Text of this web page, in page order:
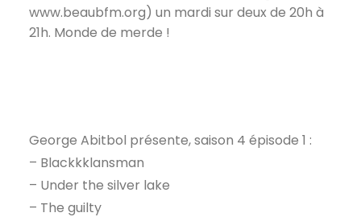
www.beaubfm.org) un mardi sur deux de 20h à
21h. Monde de merde !
George Abitbol présente, saison 4 épisode 1 :
– Blackkklansman
– Under the silver lake
– The guilty